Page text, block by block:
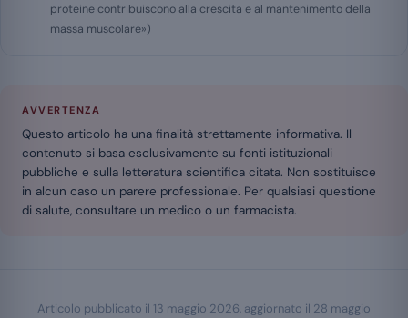
proteine contribuiscono alla crescita e al mantenimento della
massa muscolare»)
AVVERTENZA
Questo articolo ha una finalità strettamente informativa. Il
contenuto si basa esclusivamente su fonti istituzionali
pubbliche e sulla letteratura scientifica citata. Non sostituisce
in alcun caso un parere professionale. Per qualsiasi questione
di salute, consultare un medico o un farmacista.
Articolo pubblicato il 13 maggio 2026, aggiornato il 28 maggio